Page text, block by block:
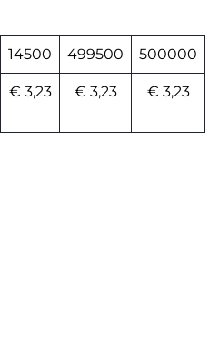
14500 499500 500000
€ 3,23 € 3,23 € 3,23